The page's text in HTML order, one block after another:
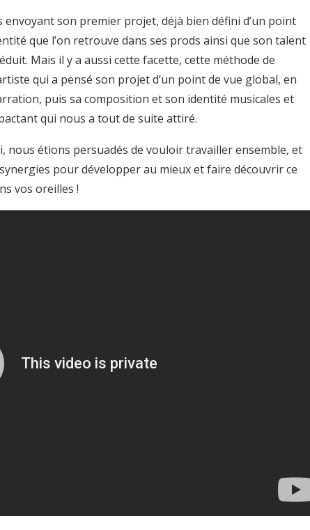
envoyant son premier projet, déjà bien défini d’un point
que l’on retrouve dans ses prods ainsi que son talent
Mais il y a aussi cette facette, cette méthode de
qui a pensé son projet d’un point de vue global, en
puis sa composition et son identité musicales et
qui nous a tout de suite attiré.
nous étions persuadés de vouloir travailler ensemble, et
pour développer au mieux et faire découvrir ce
vos oreilles !